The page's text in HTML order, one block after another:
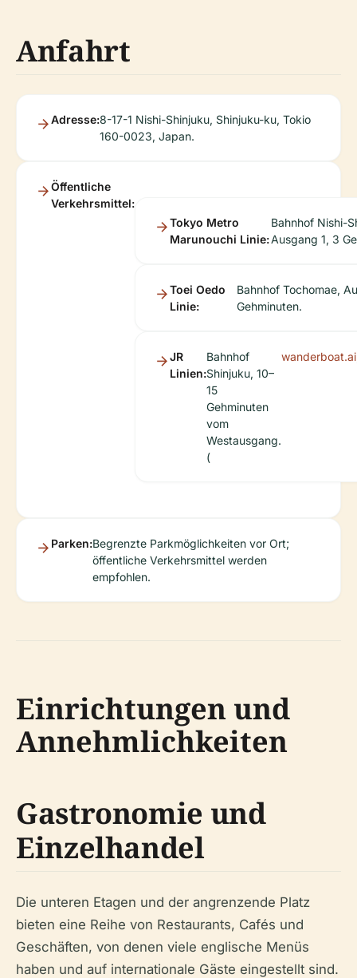
Anfahrt
Adresse:8-17-1 Nishi-Shinjuku, Shinjuku-ku, Tokio
160-0023, Japan.
Öffentliche
Verkehrsmittel:
Tokyo Metro
Marunouchi Linie:
Bahnhof Nishi-
Ausgang 1, 3
Toei Oedo
Linie:
Bahnhof Tochomae,
Gehminuten.
JR
Linien:
Bahnhof
Shinjuku, 10–
15
Gehminuten
vom
Westausgang.
(
wanderboat.ai
Parken:Begrenzte Parkmöglichkeiten vor Ort;
öffentliche Verkehrsmittel werden
empfohlen.
Einrichtungen und
Annehmlichkeiten
Gastronomie und
Einzelhandel
Die unteren Etagen und der angrenzende Platz
bieten eine Reihe von Restaurants, Cafés und
Geschäften, von denen viele englische Menüs
haben und auf internationale Gäste eingestellt sind.